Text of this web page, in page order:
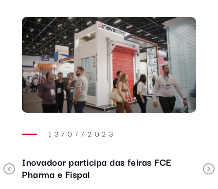
Previous
13/07/2023
Inovadoor participa das feiras FCE
Pharma e Fispal